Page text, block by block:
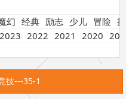
幻 经典 励志 少儿 冒险
2023 2022 2021 2020
技---35-1